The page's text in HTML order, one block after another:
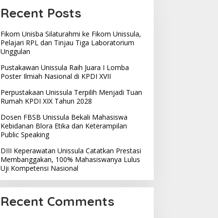
Recent Posts
Fikom Unisba Silaturahmi ke Fikom Unissula,
Pelajari RPL dan Tinjau Tiga Laboratorium
Unggulan
Pustakawan Unissula Raih Juara I Lomba
Poster Ilmiah Nasional di KPDI XVII
Perpustakaan Unissula Terpilih Menjadi Tuan
Rumah KPDI XIX Tahun 2028
Dosen FBSB Unissula Bekali Mahasiswa
Kebidanan Blora Etika dan Keterampilan
Public Speaking
DIII Keperawatan Unissula Catatkan Prestasi
Membanggakan, 100% Mahasiswanya Lulus
Uji Kompetensi Nasional
Recent Comments